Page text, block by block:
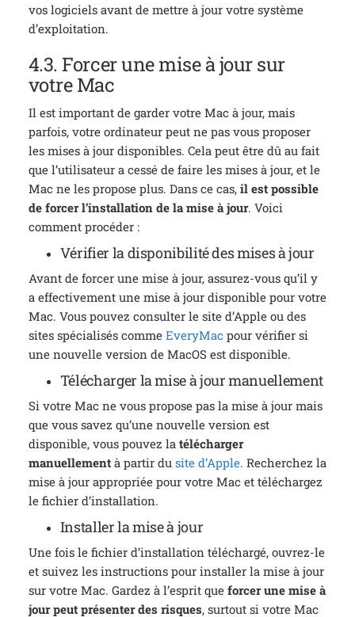
vos logiciels avant de mettre à jour votre système
d’exploitation.
4.3. Forcer une mise à jour sur
votre Mac
Il est important de garder votre Mac à jour, mais
parfois, votre ordinateur peut ne pas vous proposer
les mises à jour disponibles. Cela peut être dû au fait
que l’utilisateur a cessé de faire les mises à jour, et le
Mac ne les propose plus. Dans ce cas, il est possible
de forcer l’installation de la mise à jour. Voici
comment procéder :
Vérifier la disponibilité des mises à jour
Avant de forcer une mise à jour, assurez-vous qu’il y
a effectivement une mise à jour disponible pour votre
Mac. Vous pouvez consulter le site d’Apple ou des
sites spécialisés comme EveryMac pour vérifier si
une nouvelle version de MacOS est disponible.
Télécharger la mise à jour manuellement
Si votre Mac ne vous propose pas la mise à jour mais
que vous savez qu’une nouvelle version est
disponible, vous pouvez la télécharger
manuellementà partir du site d’Apple. Recherchez la
mise à jour appropriée pour votre Mac et téléchargez
le fichier d’installation.
Installer la mise à jour
Une fois le fichier d’installation téléchargé, ouvrez-le
et suivez les instructions pour installer la mise à jour
sur votre Mac. Gardez à l’esprit que forcer une mise à
jour peut présenter des risques, surtout si votre Mac